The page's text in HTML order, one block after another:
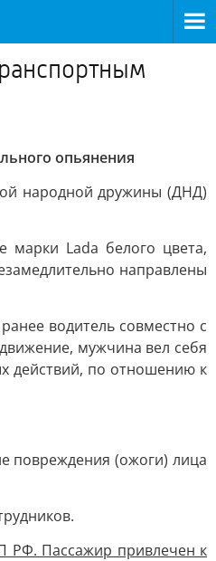
опьянения
народной дружины (ДНД)
марки Lada белого цвета,
направлены
водитель совместно с
мужчина вел себя
действий, по отношению к
повреждения (ожоги) лица
РФ. Пассажир привлечен к